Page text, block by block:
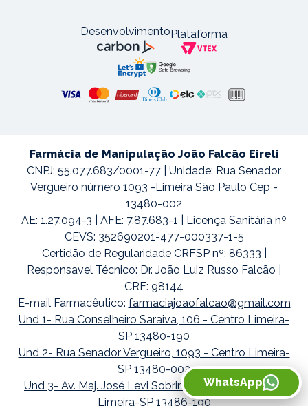
DesenvolvimentoPlataforma
Farmácia de Manipulação João Falcão Eireli
CNPJ: 55.077.683/0001-77 | Unidade: Rua Senador
Vergueiro número 1093 -Limeira São Paulo Cep -
13480-002
AE: 1.27.094-3 | AFE: 7.87.683-1 | Licença Sanitária nº
CEVS: 352690201-477-000337-1-5
Certidão de Regularidade CRFSP nº: 86333 |
Responsavel Técnico: Dr. João Luiz Russo Falcão |
CRF: 98144
E-mail Farmacêutico: farmaciajoaofalcao@gmail.com
Und 1- Rua Conselheiro Saraiva, 106 - Centro Limeira-
SP 13480-190
Und 2- Rua Senador Vergueiro, 1093 - Centro Limeira-
SP 13480-002
Und 3- Av. Maj. José Levi Sobrinho, 1738 - Boa Vista
Limeira-SP 13486-190
WhatsApp